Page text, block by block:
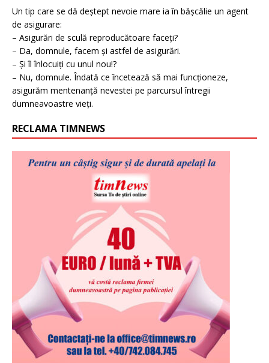
Un tip care se dă deștept nevoie mare ia în bășcălie un agent
de asigurare:
– Asigurări de sculă reproducătoare faceți?
– Da, domnule, facem și astfel de asigurări.
– Și îl înlocuiți cu unul nou!?
– Nu, domnule. Îndată ce încetează să mai funcționeze,
asigurăm mentenanță nevestei pe parcursul întregii
dumneavoastre vieți.
RECLAMA TIMNEWS